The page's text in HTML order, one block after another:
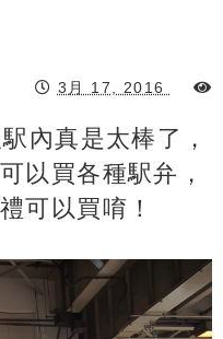
3月 17, 2016
內真是太棒了，
以買各種駅弁，
可以買唷！